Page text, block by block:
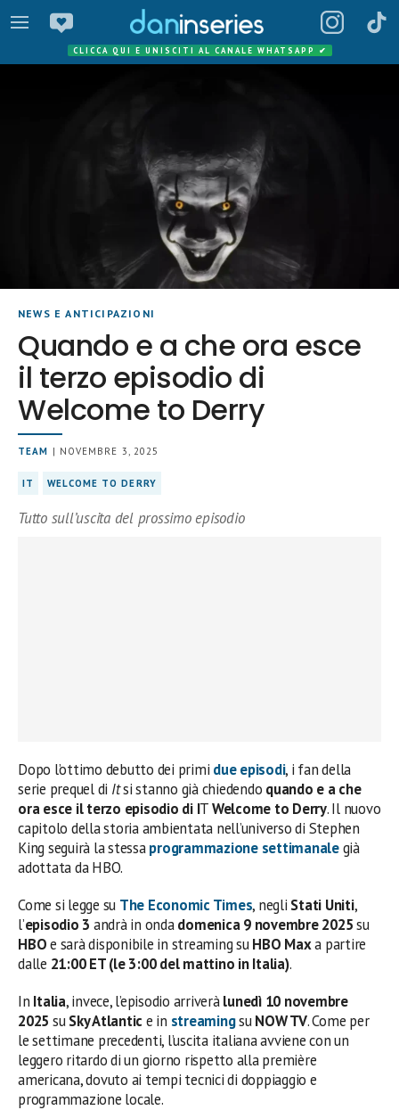
CLICCA QUI E UNISCITI AL CANALE WHATSAPP ✔
NEWS E ANTICIPAZIONI
Quando e a che ora esce
il terzo episodio di
Welcome to Derry
TEAM | NOVEMBRE 3, 2025
IT WELCOME TO DERRY
Tutto sull’uscita del prossimo episodio
Dopo l’ottimo debutto dei primi due episodi, i fan della
serie prequel di Itsi stanno già chiedendo quando e a che
ora esce il terzo episodio di ITWelcome to Derry. Il nuovo
capitolo della storia ambientata nell’universo di Stephen
King seguirà la stessaprogrammazione settimanalegià
adottata da HBO.
Come si legge su The Economic Times, negli Stati Uniti,
l’episodio 3 andrà in ondadomenica 9 novembre 2025su
HBOe sarà disponibile in streaming suHBO Maxa partire
dalle 21:00 ET (le 3:00 del mattino in Italia).
In Italia, invece, l’episodio arriveràlunedì 10 novembre
2025 suSky Atlantic e in streamingsuNOW TV. Come per
le settimane precedenti, l’uscita italiana avviene con un
leggero ritardo di un giorno rispetto alla première
americana, dovuto ai tempi tecnici di doppiaggio e
programmazione locale.